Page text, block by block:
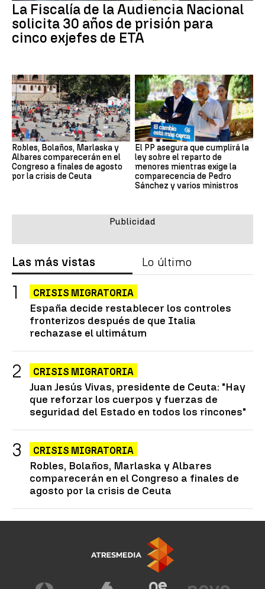
La Fiscalía de la Audiencia Nacional
solicita 30 años de prisión para
cinco exjefes de ETA
Robles, Bolaños, Marlaska y
Albares comparecerán en el
Congreso a finales de agosto
por la crisis de Ceuta
El PP asegura que cumplirá la
ley sobre el reparto de
menores mientras exige la
comparecencia de Pedro
Sánchez y varios ministros
Las más vistas Lo último
CRISIS MIGRATORIA
España decide restablecer los controles
fronterizos después de que Italia
rechazase el ultimátum
CRISIS MIGRATORIA
Juan Jesús Vivas, presidente de Ceuta: "Hay
que reforzar los cuerpos y fuerzas de
seguridad del Estado en todos los rincones"
CRISIS MIGRATORIA
Robles, Bolaños, Marlaska y Albares
comparecerán en el Congreso a finales de
agosto por la crisis de Ceuta